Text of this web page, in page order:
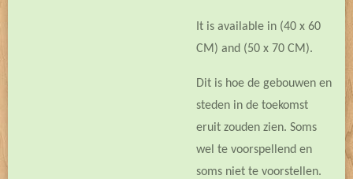
It is available in (40 x 60
CM) and (50 x 70 CM).
Dit is hoe de gebouwen en
steden in de toekomst
eruit zouden zien. Soms
wel te voorspellend en
soms niet te voorstellen.